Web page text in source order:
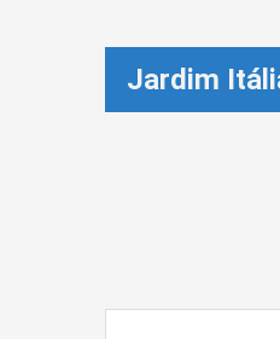
Jardim